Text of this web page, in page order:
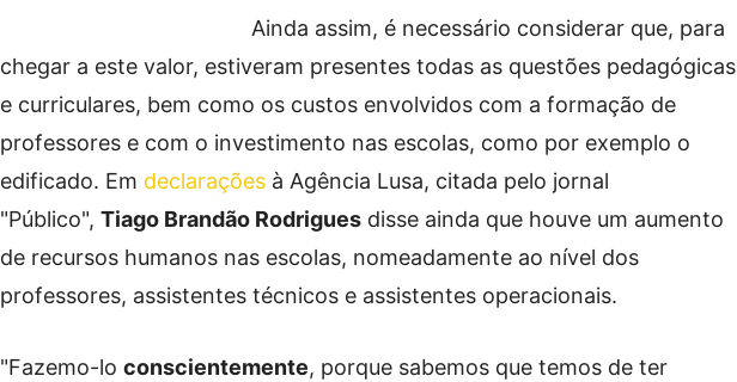
Ainda assim, é necessário considerar que, para
chegar a este valor, estiveram presentes todas as questões pedagógicas
e curriculares, bem como os custos envolvidos com a formação de
professores e com o investimento nas escolas, como por exemplo o
edificado. Em declarações à Agência Lusa, citada pelo jornal
"Público", Tiago Brandão Rodrigues disse ainda que houve um aumento
de recursos humanos nas escolas, nomeadamente ao nível dos
professores, assistentes técnicos e assistentes operacionais.
"Fazemo-lo conscientemente, porque sabemos que temos de ter